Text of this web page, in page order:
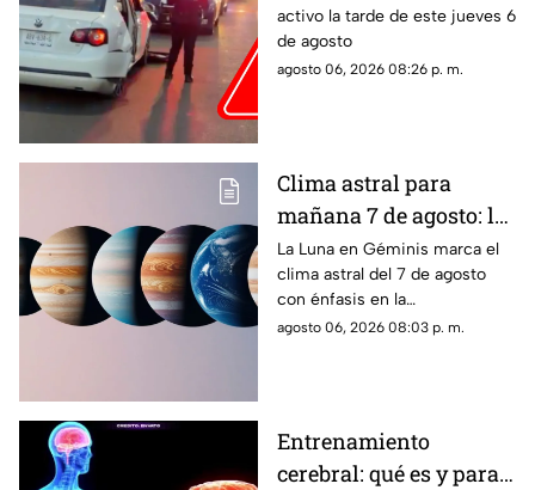
Reportan persecución y
accidente vehicular
activo la tarde de este jueves 6
de agosto
agosto 06, 2026 08:26 p. m.
Clima astral para
mañana 7 de agosto: la
Luna cambia a Géminis
y favorece la
comunicación
La Luna en Géminis marca el
clima astral del 7 de agosto
con énfasis en la
comunicación, las ideas y los
agosto 06, 2026 08:03 p. m.
Entrenamiento
cerebral: qué es y para